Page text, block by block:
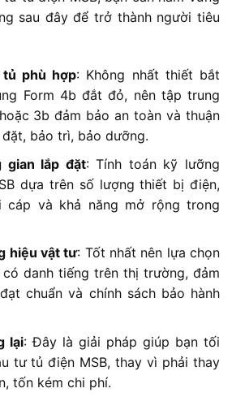
sau đây để trở thành người tiêu
tủ phù hợp: Không nhất thiết bắt
Form 4b đắt đỏ, nên tập trung
3b đảm bảo an toàn và thuận
bảo trì, bảo dưỡng.
gian lắp đặt: Tính toán kỹ lưỡng
dựa trên số lượng thiết bị điện,
cáp và khả năng mở rộng trong
hiệu vật tư: Tốt nhất nên lựa chọn
danh tiếng trên thị trường, đảm
chuẩn và chính sách bảo hành
lại: Đây là giải pháp giúp bạn tối
tư tủ điện MSB, thay vì phải thay
tốn kém chi phí.